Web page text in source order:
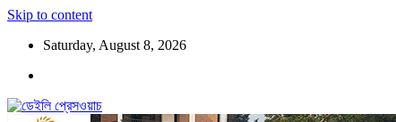
Skip to content
Saturday, August 8, 2026